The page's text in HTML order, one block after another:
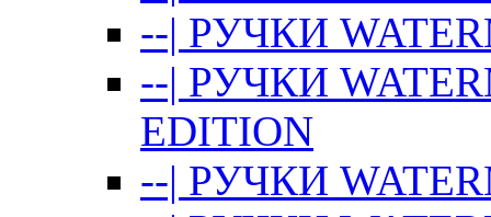
--| РУЧКИ
--| РУЧКИ
EDITION
--| РУЧКИ